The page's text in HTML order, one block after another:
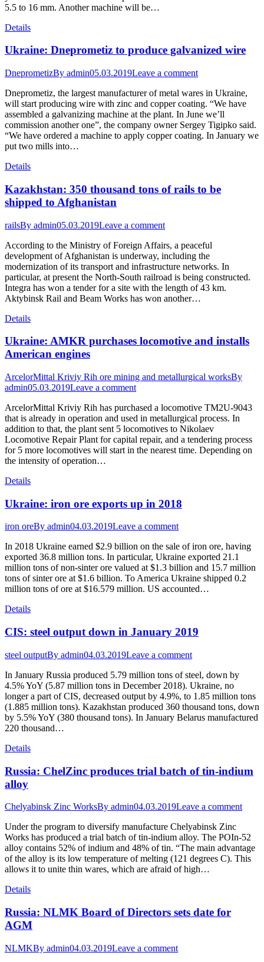
5.5 to 16 mm. Another machine will be…
Details
Ukraine: Dneprometiz to produce galvanized wire
DneprometizBy admin05.03.2019Leave a comment
Dneprometiz, the largest manufacturer of metal wares in Ukraine,
will start producing wire with zinc and copper coating. “We have
assembled a galvanizing machine at the plant. In June we’ll
commission another one”, the company owner Sergey Tigipko said.
“We have ordered a machine to apply copper coating. In January we
put two mills into…
Details
Kazakhstan: 350 thousand tons of rails to be
shipped to Afghanistan
railsBy admin05.03.2019Leave a comment
According to the Ministry of Foreign Affairs, a peaceful
development of Afghanistan is underway, including the
modernization of its transport and infrastructure networks. In
particular, at present the North-South railroad is being constructed.
Integra has won a tender for a site with the length of 43 km.
Aktybinsk Rail and Beam Works has won another…
Details
Ukraine: AMKR purchases locomotive and installs
American engines
ArcelorMittal Kriviy Rih ore mining and metallurgical worksBy
admin05.03.2019Leave a comment
ArcelorMittal Kriviy Rih has purchased a locomotive TM2U-9043
that is already in operation and used in metallurgical process. In
addition to that, the plant sent 5 locomotives to Nikolaev
Locomotive Repair Plant for capital repair, and a tendering process
for 5 more locomotives will start in the nearest time. Depending on
the intensity of operation…
Details
Ukraine: iron ore exports up in 2018
iron oreBy admin04.03.2019Leave a comment
In 2018 Ukraine earned $2.9 billion on the sale of iron ore, having
exported 36.8 million tons. In particular, Ukraine exported 21.1
million tons of non-sinter ore valued at $1.3 billion and 15.7 million
tons of sinter ore at $1.6 billion. To America Ukraine shipped 0.2
million tons of ore at $16.579 million. US accounted…
Details
CIS: steel output down in January 2019
steel outputBy admin04.03.2019Leave a comment
In January Russia produced 5.79 million tons of steel, down by
4.5% YoY (5.87 million tons in December 2018). Ukraine, no
longer a part of CIS, decreased output by 4.9%, to 1.85 million tons
(1.885 million tons). Kazakhstan produced 360 thousand tons, down
by 5.5% YoY (380 thousand tons). In January Belarus manufactured
220 thousand…
Details
Russia: ChelZinc produces trial batch of tin-indium
alloy
Chelyabinsk Zinc WorksBy admin04.03.2019Leave a comment
Under the program to diversify manufacture Chelyabinsk Zinc
Works has produced a trial batch of tin-indium alloy. The POIn-52
alloy contains 52% of indium and 48% of tin. “The main advantage
of the alloy is its low temperature of melting (121 degrees C). This
allows it to unite thin wares, which are afraid of high…
Details
Russia: NLMK Board of Directors sets date for
AGM
NLMKBy admin04.03.2019Leave a comment